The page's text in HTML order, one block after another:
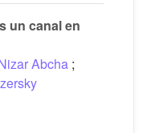
un canal en
Abcha ;